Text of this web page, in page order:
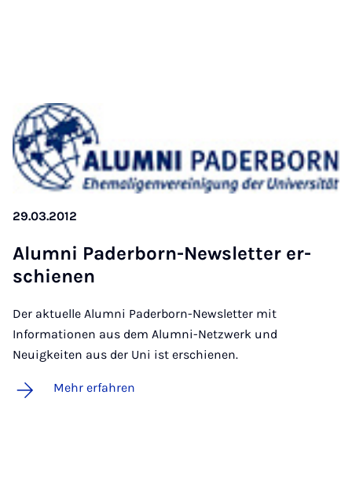
29.03.2012
Alum­ni Pa­der­born-Newslet­ter er­
schie­nen
Der aktuelle Alumni Paderborn-Newsletter mit
Informationen aus dem Alumni-Netzwerk und
Neuigkeiten aus der Uni ist erschienen.
Mehr erfahren